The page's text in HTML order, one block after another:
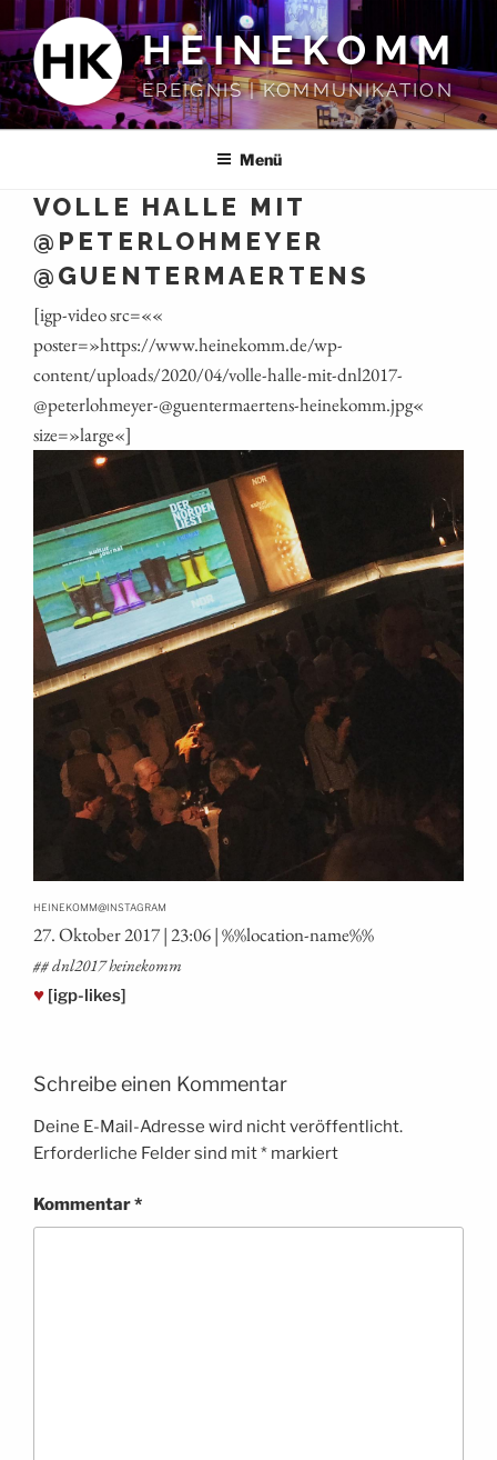
Inhalt
springen
HEINEKOMM
EREIGNIS | KOMMUNIKATION
Menü
VOLLE HALLE MIT
@PETERLOHMEYER
@GUENTERMAERTENS
[igp-video src=««
poster=»https://www.heinekomm.de/wp-
content/uploads/2020/04/volle-halle-mit-dnl2017-
@peterlohmeyer-@guentermaertens-heinekomm.jpg«
size=»large«]
HEINEKOMM@INSTAGRAM
27. Okto­ber 2017 | 23:06 | %%loca­ti­on-name%%
## dnl2017 heinekomm
♥ [igp-likes]
Schreibe einen Kommentar
Deine E-Mail-Adresse wird nicht veröffentlicht.
Erforderliche Felder sind mit* markiert
Kommentar*